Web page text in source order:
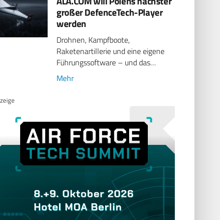
großer DefenceTech-Player
werden
Drohnen, Kampfboote,
Raketenartillerie und eine eigene
Führungssoftware – und das…
Mehr